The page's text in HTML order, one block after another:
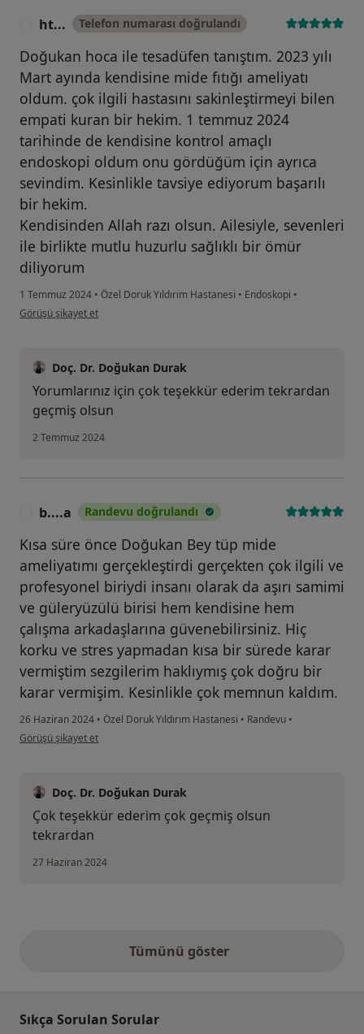
ht... Telefon numarası doğrulandı
Doğukan hoca ile tesadüfen tanıştım. 2023 yılı
Mart ayında kendisine mide fıtığı ameliyatı
oldum. çok ilgili hastasını sakinleştirmeyi bilen
empati kuran bir hekim. 1 temmuz 2024
tarihinde de kendisine kontrol amaçlı
endoskopi oldum onu gördüğüm için ayrıca
sevindim. Kesinlikle tavsiye ediyorum başarılı
bir hekim.
Kendisinden Allah razı olsun. Ailesiyle, sevenleri
ile birlikte mutlu huzurlu sağlıklı bir ömür
diliyorum
1 Temmuz 2024 • Özel Doruk Yıldırım Hastanesi • Endoskopi •
kullanıcının görüşüne göre ht...
Görüşü şikayet et
Doç. Dr. Doğukan Durak
Yorumlarınız için çok teşekkür ederim tekrardan
geçmiş olsun
2 Temmuz 2024
b....a Randevu doğrulandı
Kısa süre önce Doğukan Bey tüp mide
ameliyatımı gerçekleştirdi gerçekten çok ilgili ve
profesyonel biriydi insanı olarak da aşırı samimi
ve güleryüzülü birisi hem kendisine hem
çalışma arkadaşlarına güvenebilirsiniz. Hiç
korku ve stres yapmadan kısa bir sürede karar
vermiştim sezgilerim haklıymış çok doğru bir
karar vermişim. Kesinlikle çok memnun kaldım.
26 Haziran 2024 • Özel Doruk Yıldırım Hastanesi • Randevu •
kullanıcının görüşüne göre b....a
Görüşü şikayet et
Doç. Dr. Doğukan Durak
Çok teşekkür ederim çok geçmiş olsun
tekrardan
27 Haziran 2024
Tümünü gösteryukarıdaki görüşler
Sıkça Sorulan Sorular